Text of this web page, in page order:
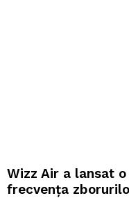
Wizz Air a lansat
frecvența